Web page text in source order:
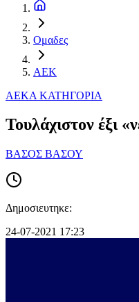
Ομαδες
ΑΕΚ
ΑΕΚΑ ΚΑΤΗΓΟΡΙΑ
Τουλάχιστον έξι
ΒΑΣΟΣ ΒΑΣΟΥ
Δημοσιευτηκε:
24-07-2021 17:23